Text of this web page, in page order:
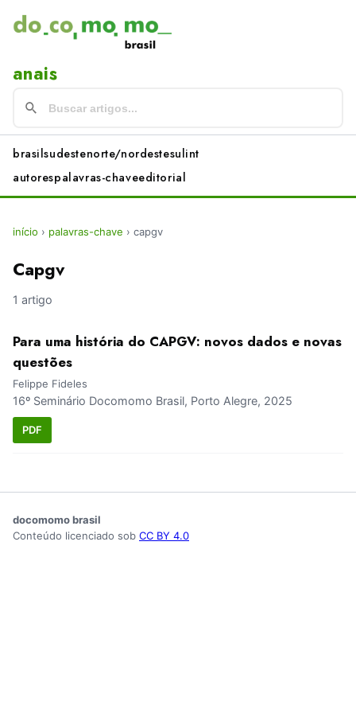
anais
brasilsudestenorte/nordestesulint
autorespalavras-chaveeditorial
início › palavras-chave › capgv
Capgv
1 artigo
Para uma história do CAPGV: novos dados e novas
questões
Felippe Fideles
16º Seminário Docomomo Brasil, Porto Alegre, 2025
PDF
docomomo brasil
Conteúdo licenciado sob CC BY 4.0